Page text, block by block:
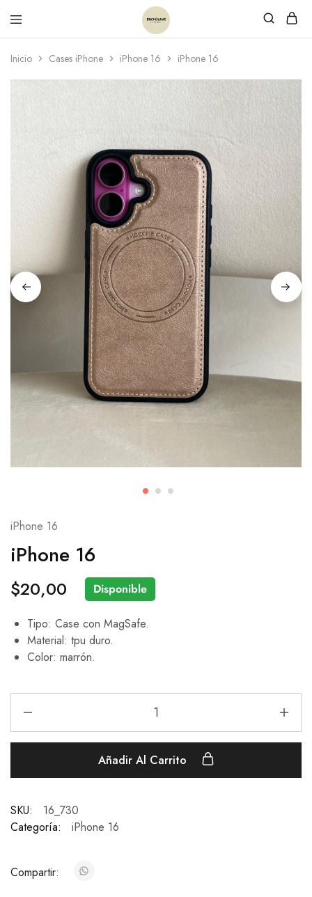
Inicio Cases iPhone iPhone 16 iPhone 16
iPhone 16
iPhone 16
$20,00 Disponible
Tipo: Case con MagSafe.
Material: tpu duro.
Color: marrón.
Añadir Al Carrito
SKU:
16_730
Categoría:
iPhone 16
Compartir: